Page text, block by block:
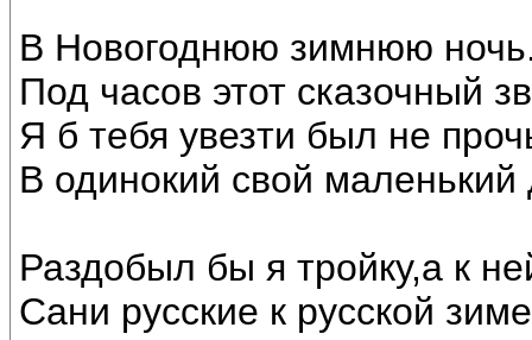
В Новогоднюю зимнюю
Под часов этот сказочный
Я б тебя увезти был не
В одинокий свой
Раздобыл бы я тройку,а к
Сани русские к русской